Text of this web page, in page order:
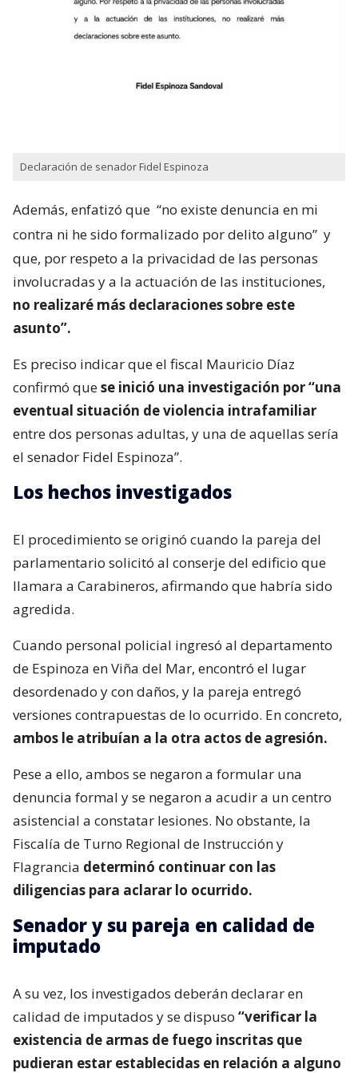
Declaración de senador Fidel Espinoza
Además, enfatizó que “no existe denuncia en mi
contra ni he sido formalizado por delito alguno” y
que, por respeto a la privacidad de las personas
involucradas y a la actuación de las instituciones,
no realizaré más declaraciones sobre este
asunto”.
Es preciso indicar que el fiscal Mauricio Díaz
confirmó quese inició una investigación por “una
eventual situación de violencia intrafamiliar
entre dos personas adultas, y una de aquellas sería
el senador Fidel Espinoza”.
Los hechos investigados
El procedimiento se originó cuando la pareja del
parlamentario solicitó al conserje del edificio que
llamara a Carabineros, afirmando que habría sido
agredida.
Cuando personal policial ingresó al departamento
de Espinoza en Viña del Mar, encontró el lugar
desordenado y con daños, y la pareja entregó
versiones contrapuestas de lo ocurrido. En concreto,
ambos le atribuían a la otra actos de agresión.
Pese a ello, ambos se negaron a formular una
denuncia formal y se negaron a acudir a un centro
asistencial a constatar lesiones. No obstante, la
Fiscalía de Turno Regional de Instrucción y
Flagrancia determinó continuar con las
diligencias para aclarar lo ocurrido.
Senador y su pareja en calidad de
imputado
A su vez, los investigados deberán declarar en
calidad de imputados y se dispuso “verificar la
existencia de armas de fuego inscritas que
pudieran estar establecidas en relación a alguno